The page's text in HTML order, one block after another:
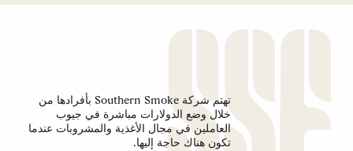
تهتم شركة Southern Smoke بأفرادها من
خلال وضع الدولارات مباشرة في جيوب
العاملين في مجال الأغذية والمشروبات عندما
تكون هناك حاجة إليها.